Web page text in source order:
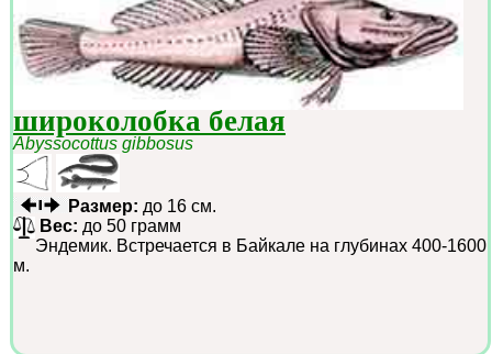
широколобка белая
Abyssocottus gibbosus
Размер: до 16 см.
Вес: до 50 грамм
Эндемик. Встречается в Байкале на глубинах 400-1600
м.